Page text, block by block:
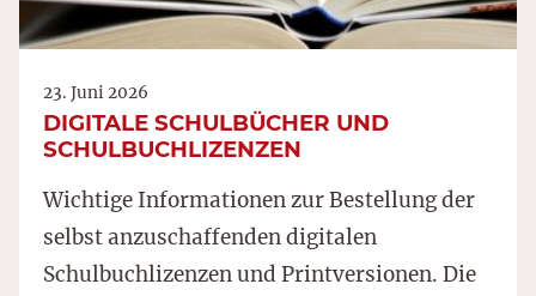
23. Juni 2026
DIGITALE SCHULBÜCHER UND
SCHULBUCHLIZENZEN
Wichtige Informationen zur Bestellung der
selbst anzuschaffenden digitalen
Schulbuchlizenzen und Printversionen. Die